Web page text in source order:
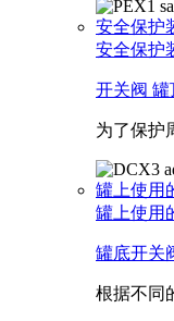
安全保护
安全保护
开关阀 罐
为了保护
罐上使用
罐上使用
罐底开关
根据不同